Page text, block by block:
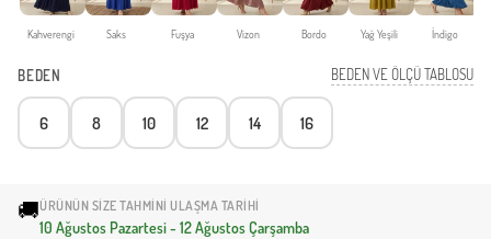
Kahverengi Saks Fuşya Vizon Bordo Yağ Yeşili İndigo
BEDEN BEDEN VE ÖLÇÜ TABLOSU
6 8 10 12 14 16
🚚ÜRÜNÜN SIZE TAHMINI ULAŞMA TARIHI
10 Ağustos Pazartesi - 12 Ağustos Çarşamba